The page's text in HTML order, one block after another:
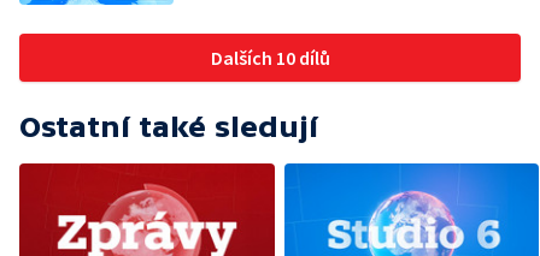
Dalších 10 dílů
Ostatní také sledují